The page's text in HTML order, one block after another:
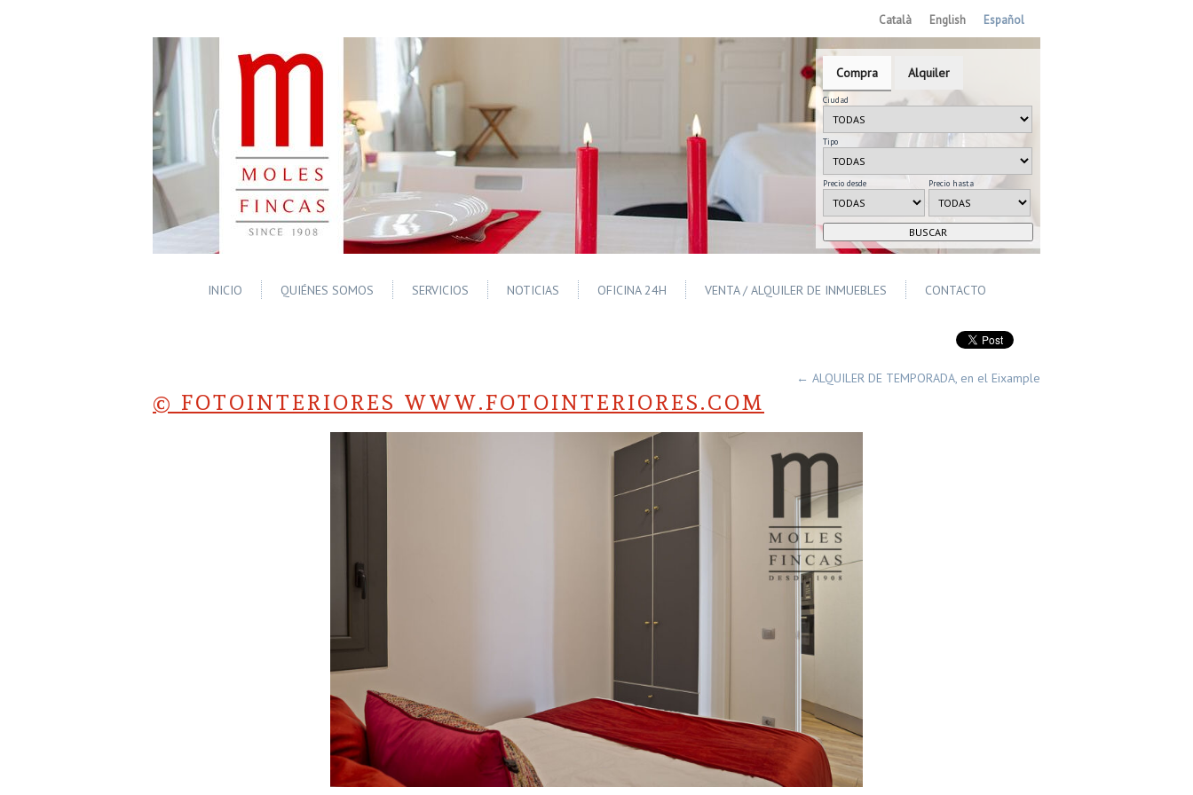
Català English Español
Compra Alquiler
Ciudad
Tipo
Precio desde Precio hasta
INICIO QUIÉNES SOMOS SERVICIOS NOTICIAS OFICINA 24H VENTA / ALQUILER DE INMUEBLES CONTACTO
← ALQUILER DE TEMPORADA, en el Eixample
© FOTOINTERIORES WWW.FOTOINTERIORES.COM